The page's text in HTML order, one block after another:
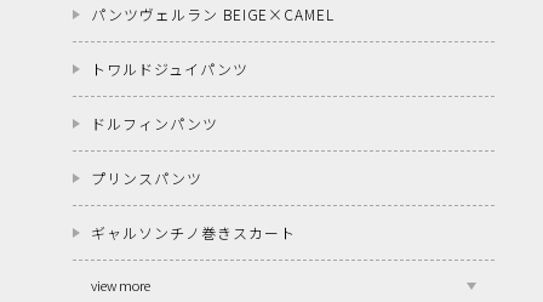
パンツヴェルラン BEIGE×CAMEL
トワルドジュイパンツ
ドルフィンパンツ
プリンスパンツ
ギャルソンチノ巻きスカート
view more